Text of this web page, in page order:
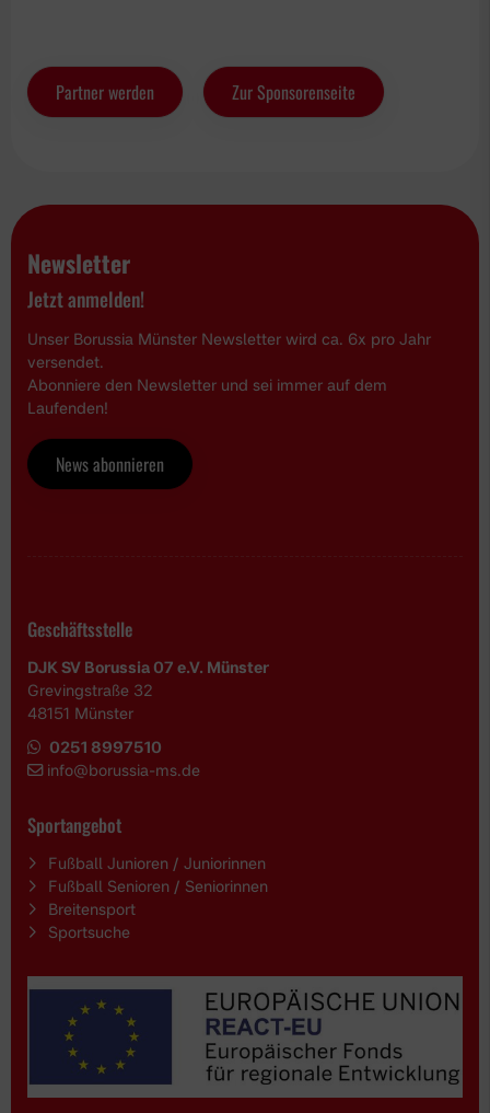
Partner werden Zur Sponsorenseite
Newsletter
Jetzt anmelden!
Unser Borussia Münster Newsletter wird ca. 6x pro Jahr
versendet.
Abonniere den Newsletter und sei immer auf dem
Laufenden!
News abonnieren
Geschäftsstelle
DJK SV Borussia 07 e.V. Münster
Grevingstraße 32
48151 Münster
0251 8997510
info@borussia-ms.de
Sportangebot
Fußball Junioren / Juniorinnen
Fußball Senioren / Seniorinnen
Breitensport
Sportsuche